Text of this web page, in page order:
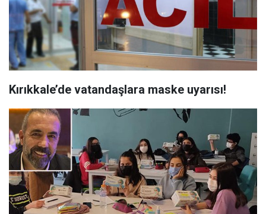
Kırıkkale’de vatandaşlara maske uyarısı!